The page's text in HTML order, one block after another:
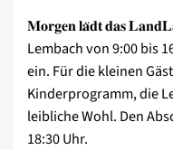
𝐌𝐨𝐫𝐠𝐞𝐧 𝐥𝐚̈𝐝𝐭 𝐝𝐚𝐬
Lembach von 9:00 bis
ein. Für die kleinen
Kinderprogramm, die
leibliche Wohl. Den
18:30 Uhr.